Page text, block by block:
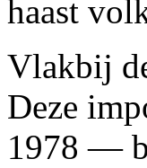
haast
Vlakbij
Deze
1978 —